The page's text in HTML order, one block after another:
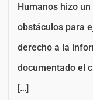
Humanos hizo
obstáculos para
derecho a la
documentado el
[…]